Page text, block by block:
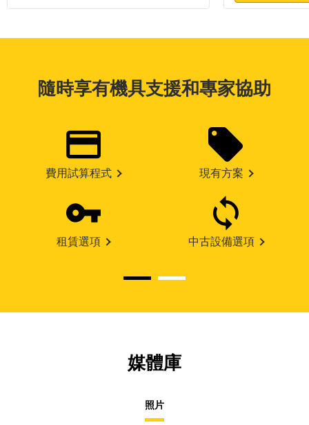
隨時享有機具支援和專家協助
費用試算程式 現有方案
租賃選項 中古設備選項
媒體庫
照片